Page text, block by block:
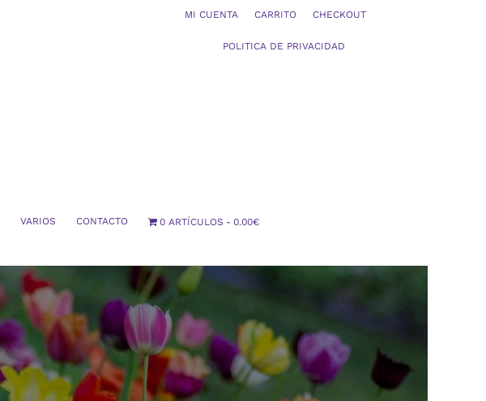
MI CUENTA CARRITO CHECKOUT
POLITICA DE PRIVACIDAD
VARIOS CONTACTO 0 ARTÍCULOS 0.00€